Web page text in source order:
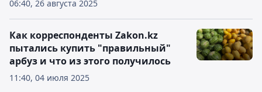
06:40, 26 августа 2025
11:40, 04 июля 2025
Как корреспонденты Zakon.kz
пытались купить "правильный"
арбуз и что из этого получилось